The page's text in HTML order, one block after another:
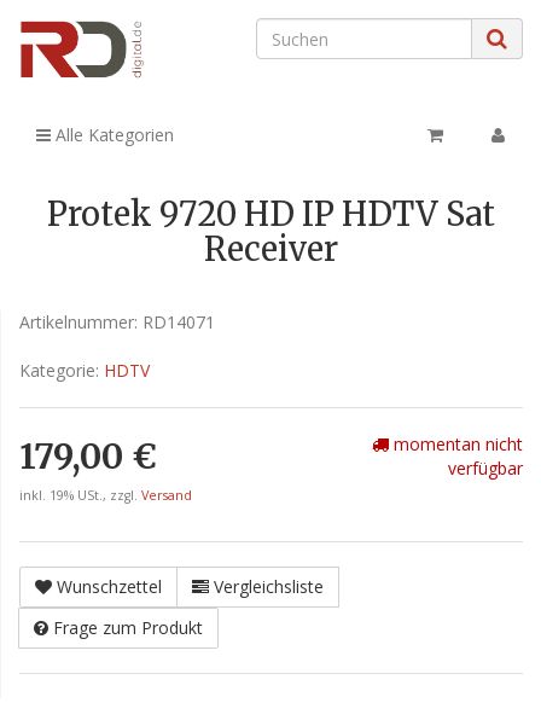
Alle Kategorien
Protek 9720 HD IP HDTV Sat
Receiver
Artikelnummer: RD14071
Kategorie: HDTV
179,00 €
inkl. 19% USt., zzgl. Versand
momentan nicht
verfügbar
Wunschzettel
Vergleichsliste
Frage zum Produkt